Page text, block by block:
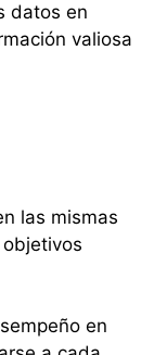
datos en
valiosa
las mismas
en